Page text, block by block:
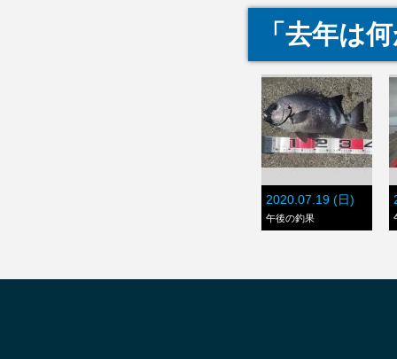
「去年は
2020.07.19 (日)
午後の釣果